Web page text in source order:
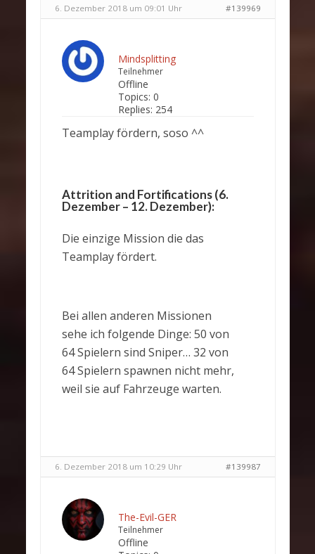
6. Dezember 2018 um 09:01 Uhr #139969
Mindsplitting
Teilnehmer
Offline
Topics: 0
Replies: 254
Teamplay fördern, soso ^^
Attrition and Fortifications (6.
Dezember – 12. Dezember):
Die einzige Mission die das
Teamplay fördert.
Bei allen anderen Missionen
sehe ich folgende Dinge: 50 von
64 Spielern sind Sniper… 32 von
64 Spielern spawnen nicht mehr,
weil sie auf Fahrzeuge warten.
6. Dezember 2018 um 10:29 Uhr #139987
The-Evil-GER
Teilnehmer
Offline